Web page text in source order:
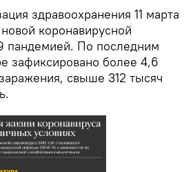
здравоохранения 11 марта
коронавирусной
пандемией. По последним
зафиксировано более 4,6
свыше 312 тысяч